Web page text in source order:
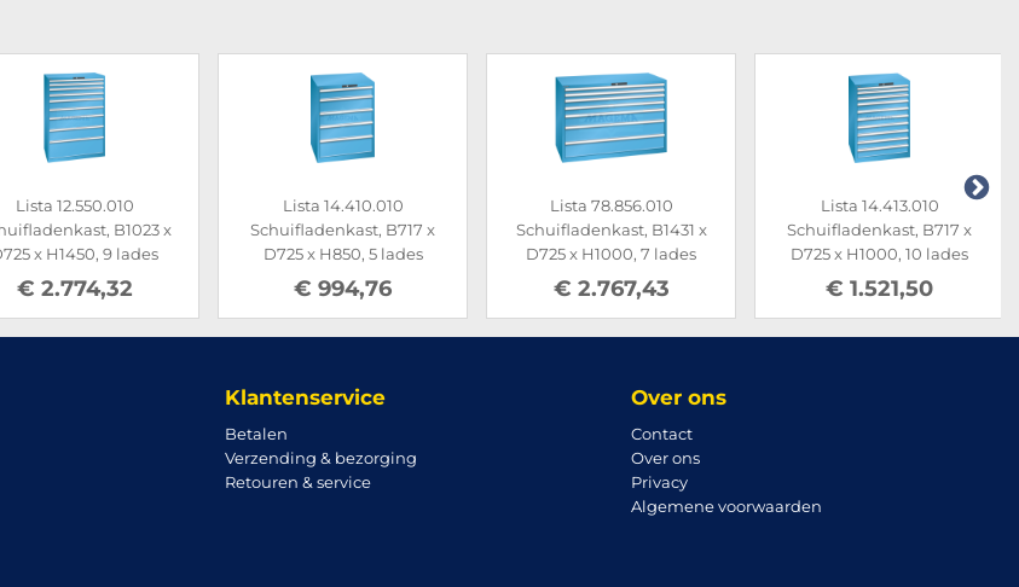
Lista 12.550.010
B1023 x
x H1450, 9 lades
€ 2.774,32
Lista 14.410.010
Schuifladenkast, B717 x
D725 x H850, 5 lades
€ 994,76
Lista 78.856.010
Schuifladenkast, B1431 x
D725 x H1000, 7 lades
€ 2.767,43
Lista 14.413.010
Schuifladenkast, B717 x
D725 x H1000, 10 lades
€ 1.521,50
Klantenservice
Betalen
Verzending & bezorging
Retouren & service
Over ons
Contact
Over ons
Privacy
Algemene voorwaarden